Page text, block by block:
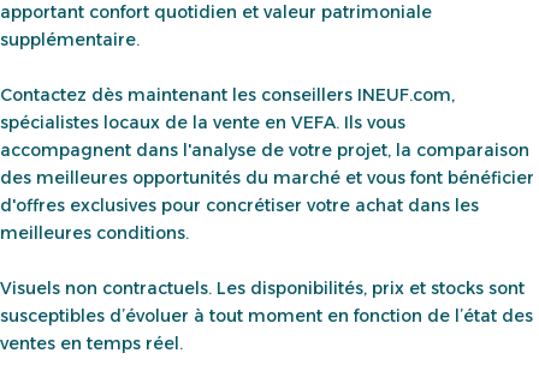
apportant confort quotidien et valeur patrimoniale
supplémentaire.
Contactez dès maintenant les conseillers INEUF.com,
spécialistes locaux de la vente en VEFA. Ils vous
accompagnent dans l'analyse de votre projet, la comparaison
des meilleures opportunités du marché et vous font bénéficier
d'offres exclusives pour concrétiser votre achat dans les
meilleures conditions.
Visuels non contractuels. Les disponibilités, prix et stocks sont
susceptibles d’évoluer à tout moment en fonction de l’état des
ventes en temps réel.